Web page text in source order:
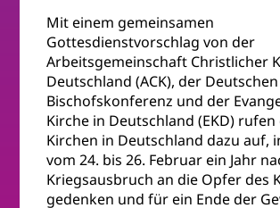
Mit einem gemeinsamen
Gottesdienstvorschlag von der
Arbeitsgemeinschaft Christlicher
Deutschland (ACK), der Deutschen
Bischofskonferenz und der
Kirche in Deutschland (EKD) rufen
Kirchen in Deutschland dazu auf,
vom 24. bis 26. Februar ein Jahr
Kriegsausbruch an die Opfer des
gedenken und für ein Ende der